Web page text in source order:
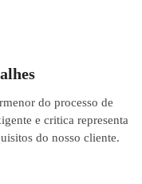
do processo de
e critica representa
do nosso cliente.